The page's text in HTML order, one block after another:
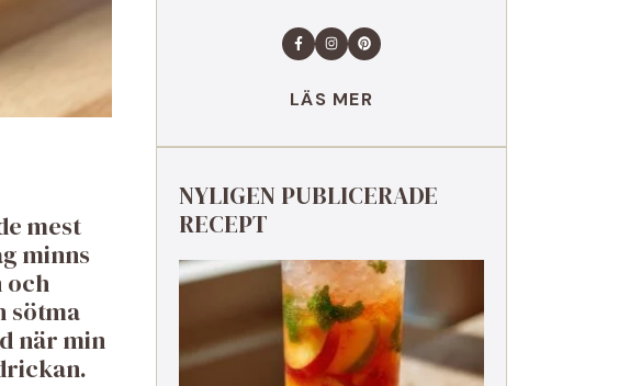
mest
minns
och
sötma
när min
LÄS MER
NYLIGEN PUBLICERADE
RECEPT